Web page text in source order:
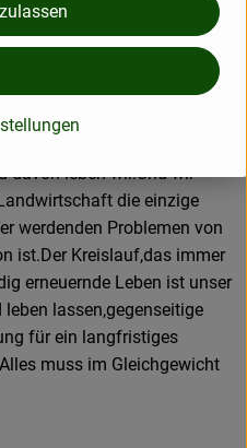
mbH
daran,dass in der Natur
davon leben wir.Und wir
die einzige
werdenden Problemen von
ist.Der Kreislauf,das immer
erneuernde Leben ist unser
lassen,gegenseitige
für ein langfristiges
muss im Gleichgewicht